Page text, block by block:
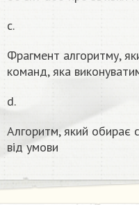
c.
Фрагмент алгоритму,
команд, яка
d.
Алгоритм, який обирає
від умови